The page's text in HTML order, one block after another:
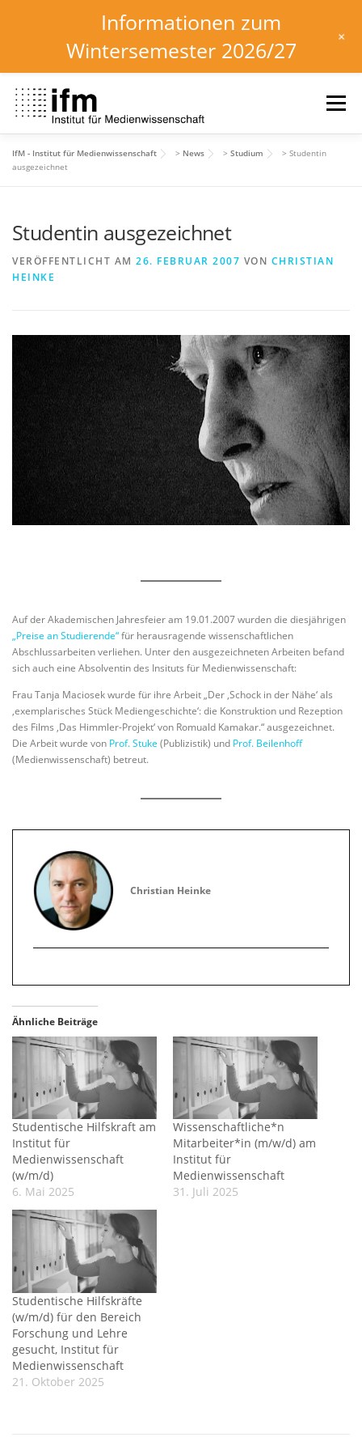
Inhalt
springen
Menü
HOME
INSTITUT FORSCHUNG DOWNLOADS
IfM - Institut für Medienwissenschaft > News > Studium > Studentin
ausgezeichnet
Studentin ausgezeichnet
VERÖFFENTLICHT AM 26. FEBRUAR 2007 VON CHRISTIAN
HEINKE
Auf der Akademischen Jahresfeier am 19.01.2007 wurden die diesjährigen
„Preise an Studierende“für herausragende wissenschaftlichen
Abschlussarbeiten verliehen. Unter den ausgezeichneten Arbeiten befand
sich auch eine Absolventin des Insituts für Medienwissenschaft:
Frau Tanja Maciosek wurde für ihre Arbeit „Der ‚Schock in der Nähe‘ als
‚exemplarisches Stück Mediengeschichte‘: die Konstruktion und Rezeption
des Films ‚Das Himmler-Projekt‘ von Romuald Kamakar.“ ausgezeichnet.
Die Arbeit wurde von Prof. Stuke (Publizistik) und Prof. Beilenhoff
(Medienwissenschaft) betreut.
Christian Heinke
Ähnliche Beiträge
Studentische Hilfskraft am
Institut für
Medienwissenschaft
(w/m/d)
6. Mai 2025
Wissenschaftliche*n
Mitarbeiter*in (m/w/d) am
Institut für
Medienwissenschaft
31. Juli 2025
Studentische Hilfskräfte
(w/m/d) für den Bereich
Forschung und Lehre
gesucht, Institut für
Medienwissenschaft
21. Oktober 2025
Informationen zum
Wintersemester 2026/27
+